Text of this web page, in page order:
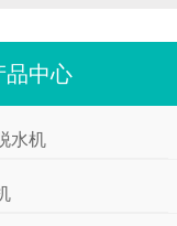
品中心
水机